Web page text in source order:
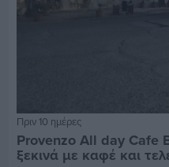
Πριν 10 ημέρες
Provenzo All day Cafe
ξεκινά με καφέ και